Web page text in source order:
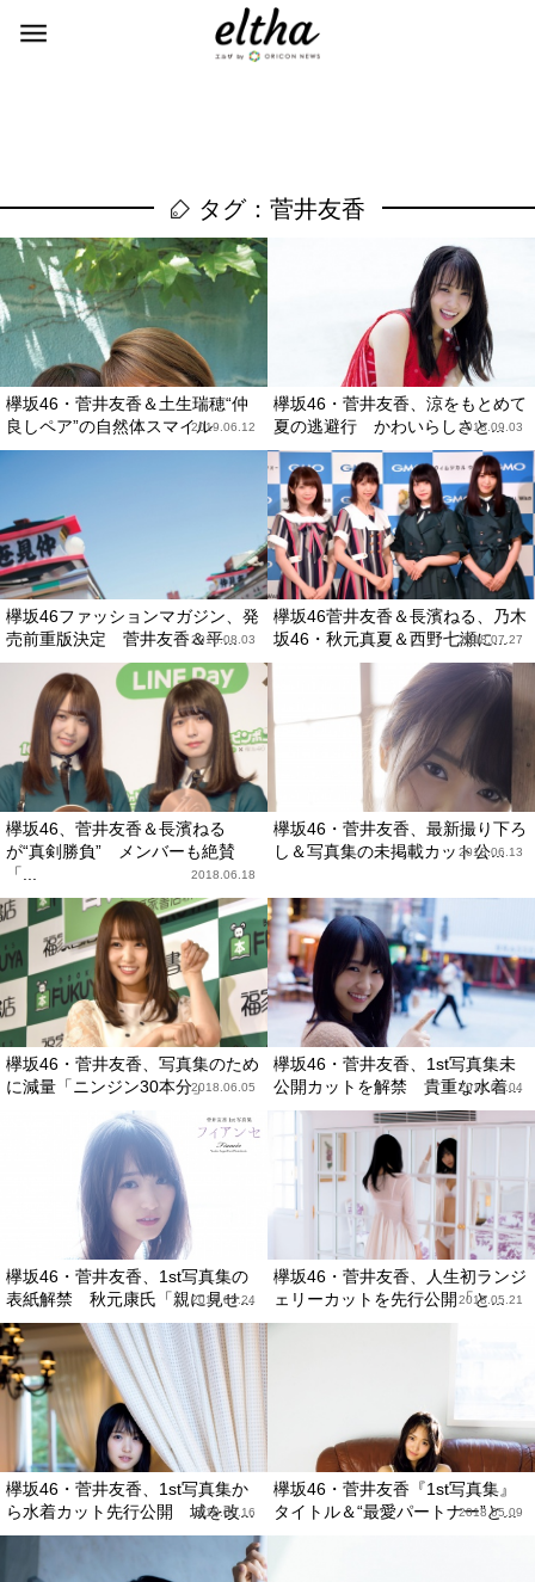
タグ：菅井友香
欅坂46・菅井友香＆土生瑞穂“仲
良しペア”の自然体スマイル2019.06.12
欅坂46・菅井友香、涼をもとめて
夏の逃避行 かわいらしさと...
2018.09.03
欅坂46ファッションマガジン、発
売前重版決定 菅井友香＆平...
2018.08.03
欅坂46菅井友香＆長濱ねる、乃木
坂46・秋元真夏＆西野七瀬に...
2018.07.27
欅坂46、菅井友香＆長濱ねる
が“真剣勝負” メンバーも絶賛
「...
2018.06.18
欅坂46・菅井友香、最新撮り下ろ
し＆写真集の未掲載カット公...
2018.06.13
欅坂46・菅井友香、写真集のため
に減量「ニンジン30本分」2018.06.05
欅坂46・菅井友香、1st写真集未
公開カットを解禁 貴重な水着...
2018.06.04
欅坂46・菅井友香、1st写真集の
表紙解禁 秋元康氏「親に見せ...
2018.05.24
欅坂46・菅井友香、人生初ランジ
ェリーカットを先行公開「と...
2018.05.21
欅坂46・菅井友香、1st写真集か
ら水着カット先行公開 城を改...
2018.05.16
欅坂46・菅井友香『1st写真集』
タイトル＆“最愛パートナー”と...
2018.05.09